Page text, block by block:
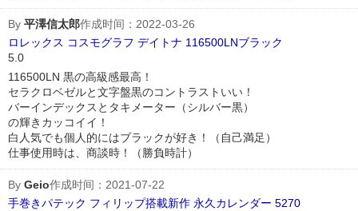
By 平澤信太郎作成时间：2022-03-26
ロレックス コスモグラフ デイトナ 116500LNブラック
5.0
116500LN 黒の高級感最高！
セラクロベゼルと文字盤黒のコントラストいい！
バーインデックスとタキメーター（シルバー黒）
の輝きカッコイイ！
白人気でも個人的にはブラックが好き！（自己満足）
仕事使用時は、商談時！（勝負時計）
By Geio作成时间：2021-07-22
手巻きパテック フィリップ搭載新作 永久カレンダー 5270